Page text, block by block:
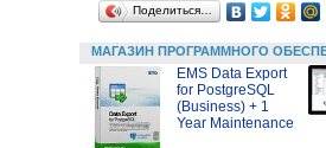
Поделиться…
МАГАЗИН ПРОГРАММНОГО
EMS Data Export
for PostgreSQL
(Business) + 1
Year Maintenance